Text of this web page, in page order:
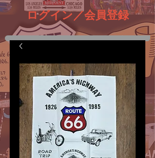
ログイン／会員登録